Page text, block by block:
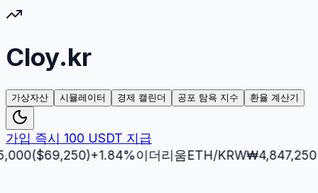
Cloy.kr
가상자산 시뮬레이터 경제 캘린더 공포 탐욕 지수 환율 계산기
가입 즉시 100 USDT 지급
($69,250)+1.84%이더리움ETH/KRW₩4,847,250($